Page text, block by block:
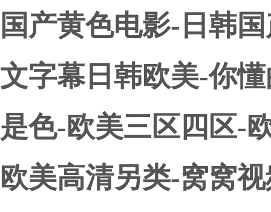
国产黄色电影-日韩
文字幕日韩欧美-你
是色-欧美三区四区-
欧美高清另类-窝窝